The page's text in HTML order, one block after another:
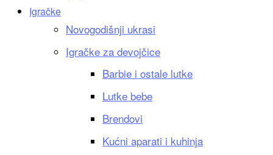
Igračke
Novogodišnji ukrasi
Igračke za devojčice
Barbie i ostale lutke
Lutke bebe
Brendovi
Kućni aparati i kuhinja